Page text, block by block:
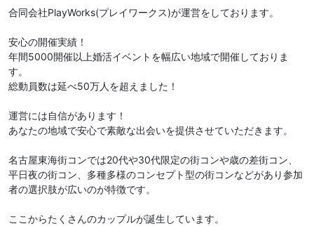
合同会社PlayWorks(プレイワークス)が運営をしております。
安心の開催実績！
年間5000開催以上婚活イベントを幅広い地域で開催しておりま
す。
総動員数は延べ50万人を超えました！
運営には自信があります！
あなたの地域で安心で素敵な出会いを提供させていただきます。
名古屋東海街コンでは20代や30代限定の街コンや歳の差街コン、
平日夜の街コン、多種多様のコンセプト型の街コンなどがあり参加
者の選択肢が広いのが特徴です。
ここからたくさんのカップルが誕生しています。